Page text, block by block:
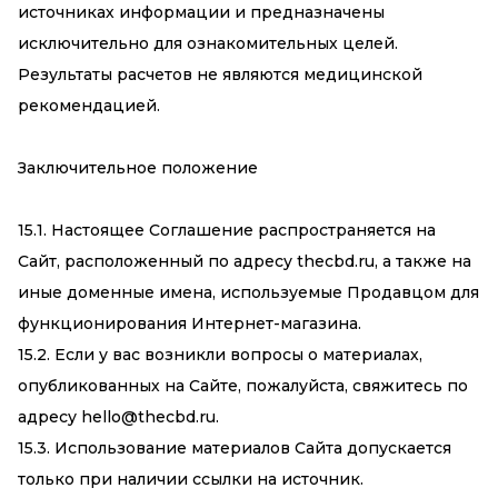
источниках информации и предназначены
исключительно для ознакомительных целей.
Результаты расчетов не являются медицинской
рекомендацией.
Заключительное положение
15.1. Настоящее Соглашение распространяется на
Сайт, расположенный по адресу thecbd.ru, а также на
иные доменные имена, используемые Продавцом для
функционирования Интернет-магазина.
15.2. Если у вас возникли вопросы о материалах,
опубликованных на Сайте, пожалуйста, свяжитесь по
адресу hello@thecbd.ru.
15.3. Использование материалов Сайта допускается
только при наличии ссылки на источник.